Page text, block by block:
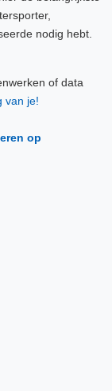
nodig hebt.
of data
van je!
op